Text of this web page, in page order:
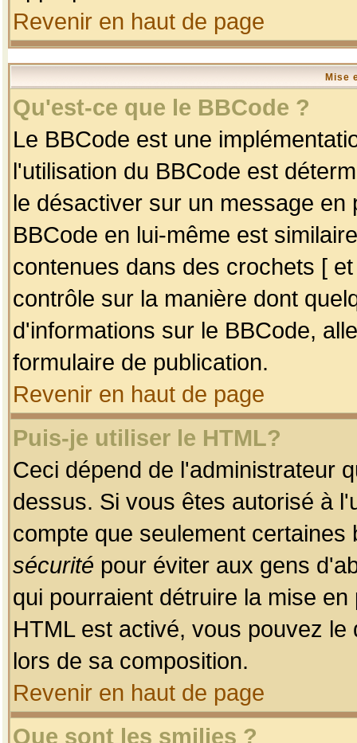
Revenir en haut de page
Mise
Qu'est-ce que le BBCode ?
Le BBCode est une
l'utilisation du BBCode est
le désactiver sur un message
BBCode en lui-même est
contenues dans des crochets [
contrôle sur la manière dont
d'informations sur le BBCode,
formulaire de publication.
Revenir en haut de page
Puis-je utiliser le HTML?
Ceci dépend de l'administrateur
dessus. Si vous êtes autorisé à
compte que seulement
sécurité pour éviter aux gens
qui pourraient détruire la mise
HTML est activé, vous pouvez
lors de sa composition.
Revenir en haut de page
Que sont les smilies ?